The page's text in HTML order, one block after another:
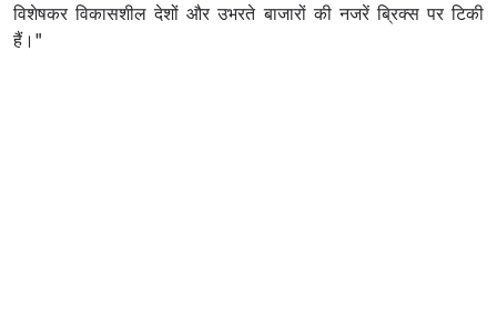
विशेषकर विकासशील देशों और उभरते बाजारों की नजरें ब्रिक्स पर टिकी
हैं।"